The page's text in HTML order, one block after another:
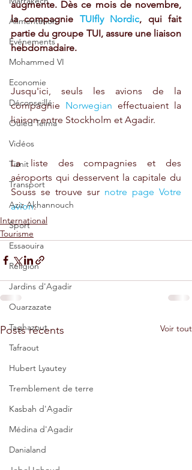
Alimentation
Evénements
Mohammed VI
Economie
Déconseillé
Ouled Teima
Vidéos
Tiznit
Transport
Aziz Akhannouch
Sport
Essaouira
Religion
Jardins d'Agadir
Ouarzazate
Taghazout
Tafraout
Hubert Lyautey
Tremblement de terre
Kasbah d'Agadir
Médina d'Agadir
Danialand
augmente. Dès ce mois de novembre,
la compagnie TUIfly Nordic, qui fait
partie du groupe TUI, assure une liaison
hebdomadaire.
Jusqu'ici, seuls les avions de la
compagnie Norwegian effectuaient la
liaison entre Stockholm et Agadir.
La liste des compagnies et des
aéroports qui desservent la capitale du
Souss se trouve sur notre page Votre
avion.
International
Tourisme
Posts récents Voir tout